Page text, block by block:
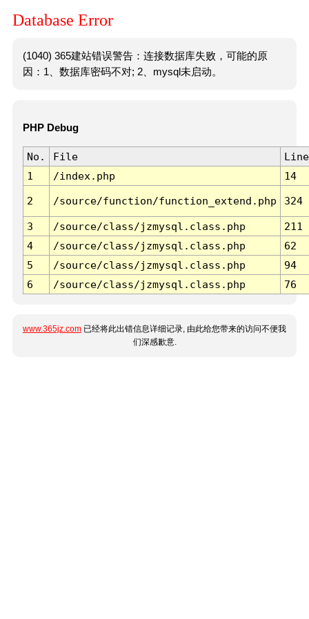
Database Error
(1040) 365建站错误警告：连接数据库失败，可能的原
因：1、数据库密码不对; 2、mysql未启动。
PHP Debug
No. File
Line
1
/index.php 14
2 /source/function/function_extend.php 324
3 /source/class/jzmysql.class.php
211
4
/source/class/jzmysql.class.php
62
5
/source/class/jzmysql.class.php
94
6
/source/class/jzmysql.class.php 76
www.365jz.com 已经将此出错信息详细记录, 由此给您带来的访问不便我
们深感歉意.